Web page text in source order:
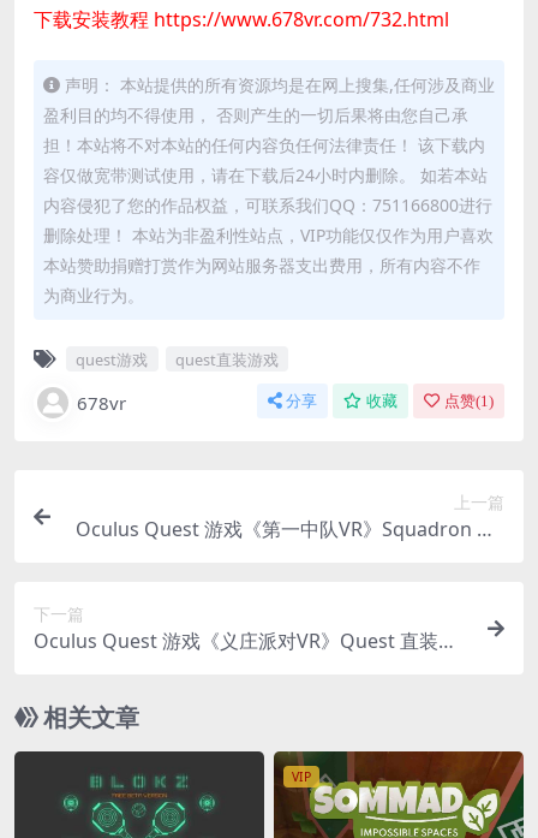
下载安装教程 https://www.678vr.com/732.html
声明： 本站提供的所有资源均是在网上搜集,任何涉及商业
盈利目的均不得使用， 否则产生的一切后果将由您自己承
担！本站将不对本站的任何内容负任何法律责任！ 该下载内
容仅做宽带测试使用，请在下载后24小时内删除。 如若本站
内容侵犯了您的作品权益，可联系我们QQ：751166800进行
删除处理！ 本站为非盈利性站点，VIP功能仅仅作为用户喜欢
本站赞助捐赠打赏作为网站服务器支出费用，所有内容不作
为商业行为。
quest游戏 quest直装游戏
678vr 分享 收藏 点赞(1)
上一篇
Oculus Quest 游戏《第一中队VR》Squadron On
下一篇
Oculus Quest 游戏《义庄派对VR》Quest 直装版
相关文章
VIP